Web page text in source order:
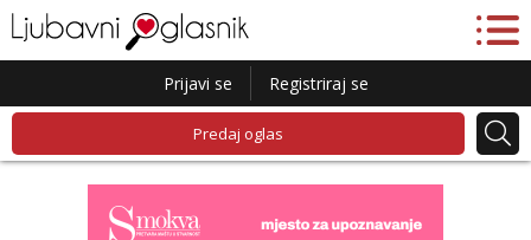
Prijavi se Registriraj se
Predaj oglas